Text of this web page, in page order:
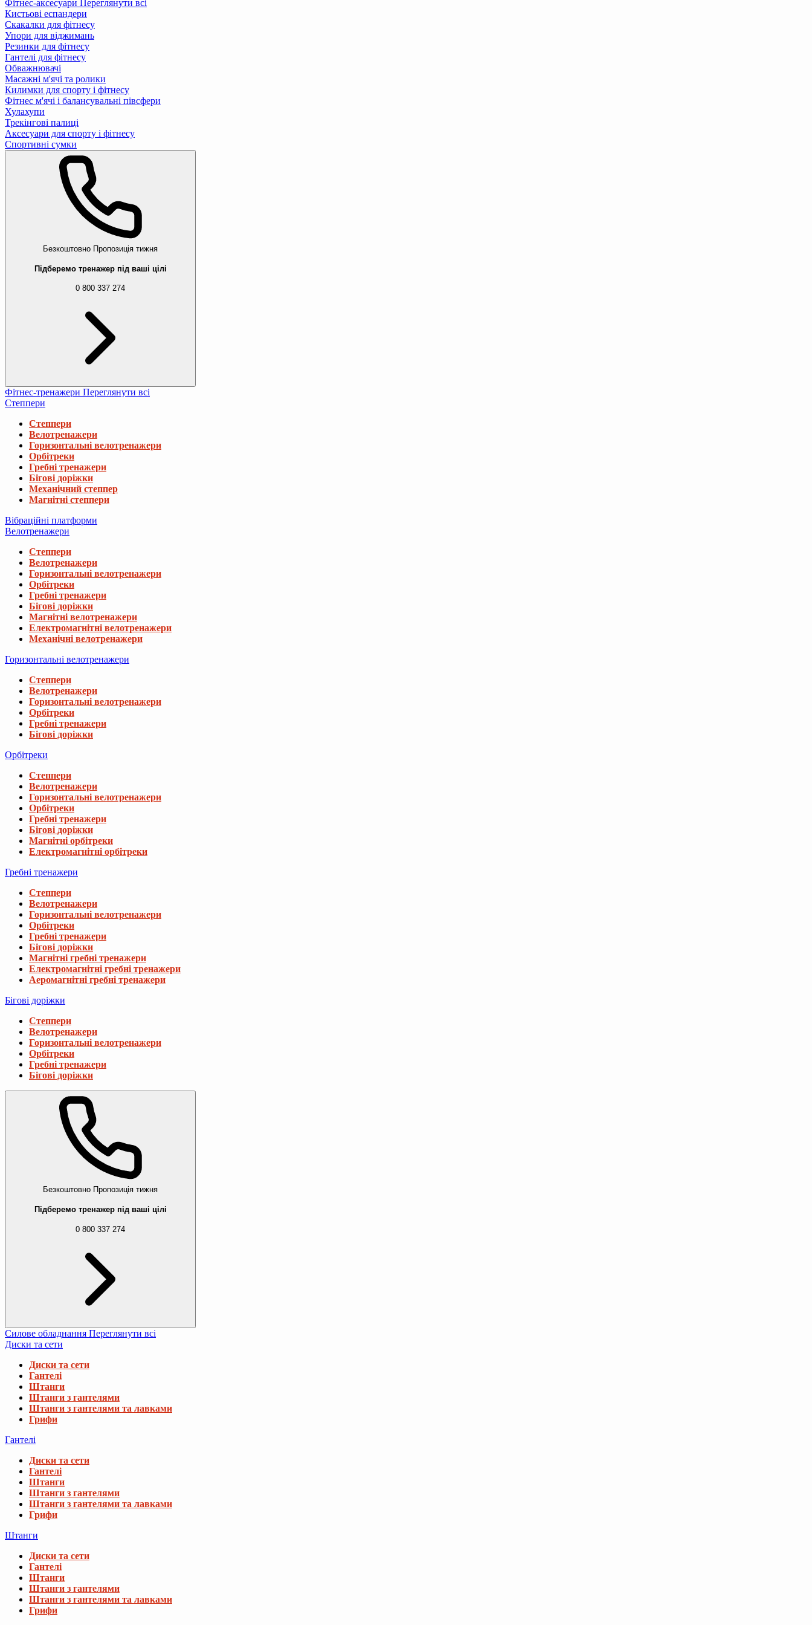
Фітнес-аксесуари
Переглянути всі
Кистьові еспандери
Скакалки для фітнесу
Упори для віджимань
Резинки для фітнесу
Гантелі для фітнесу
Обважнювачі
Масажні м'ячі та ролики
Килимки для спорту і фітнесу
Фітнес м'ячі і балансувальні півсфери
Хулахупи
Трекінгові палиці
Аксесуари для спорту і фітнесу
Спортивні сумки
Безкоштовно Пропозиція тижня
Підберемо тренажер під ваші цілі
0 800 337 274
Фітнес-тренажери Переглянути всі
Степпери
Степпери
Велотренажери
Горизонтальні велотренажери
Орбітреки
Гребні тренажери
Бігові доріжки
Механічний степпер
Магнітні степпери
Вібраційні платформи
Велотренажери
Степпери
Велотренажери
Горизонтальні велотренажери
Орбітреки
Гребні тренажери
Бігові доріжки
Магнітні велотренажери
Електромагнітні велотренажери
Механічні велотренажери
Горизонтальні велотренажери
Степпери
Велотренажери
Горизонтальні велотренажери
Орбітреки
Гребні тренажери
Бігові доріжки
Орбітреки
Степпери
Велотренажери
Горизонтальні велотренажери
Орбітреки
Гребні тренажери
Бігові доріжки
Магнітні орбітреки
Електромагнітні орбітреки
Гребні тренажери
Степпери
Велотренажери
Горизонтальні велотренажери
Орбітреки
Гребні тренажери
Бігові доріжки
Магнітні гребні тренажери
Електромагнітні гребні тренажери
Аеромагнітні гребні тренажери
Бігові доріжки
Степпери
Велотренажери
Горизонтальні велотренажери
Орбітреки
Гребні тренажери
Бігові доріжки
Безкоштовно Пропозиція тижня
Підберемо тренажер під ваші цілі
0 800 337 274
Силове обладнання Переглянути всі
Диски та сети
Диски та сети
Гантелі
Штанги
Штанги з гантелями
Штанги з гантелями та лавками
Грифи
Гантелі
Диски та сети
Гантелі
Штанги
Штанги з гантелями
Штанги з гантелями та лавками
Грифи
Штанги
Диски та сети
Гантелі
Штанги
Штанги з гантелями
Штанги з гантелями та лавками
Грифи